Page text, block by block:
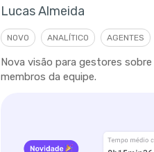
Lucas Almeida
NOVO ANALÍTICO AGENTES
Nova visão para gestores
membros da equipe.